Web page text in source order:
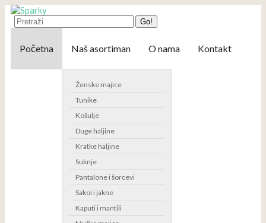
Go!
Početna Naš asortiman
Ženske majice
Tunike
Košulje
Duge haljine
Kratke haljine
Suknje
Pantalone i šorcevi
Sakoi i jakne
Kaputi i mantili
O nama Kontakt